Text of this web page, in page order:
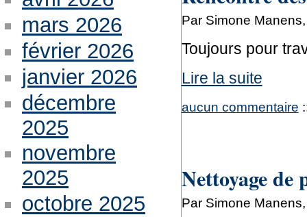
Par Simone
Toujours pour
Lire la suite
aucun commentaire
Nettoyage de
Par Simone
mars 2026
février 2026
janvier 2026
décembre
2025
novembre
2025
octobre 2025